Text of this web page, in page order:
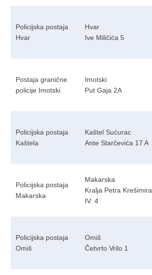
Policijska postaja
Hvar
Hvar
Ive Miličića 5
Postaja granične
policije Imotski
Imotski
Put Gaja 2A
Policijska postaja
Kaštela
Kaštel Sućurac
Ante Starčevića 17 A
Policijska postaja
Makarska
Makarska
Kralja Petra Krešimira
IV. 4
Policijska postaja
Omiš
Omiš
Četvrto Vrilo 1